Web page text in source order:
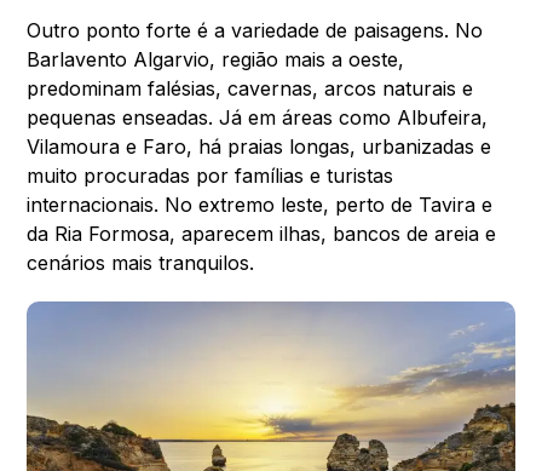
Outro ponto forte é a variedade de paisagens. No
Barlavento Algarvio, região mais a oeste,
predominam falésias, cavernas, arcos naturais e
pequenas enseadas. Já em áreas como Albufeira,
Vilamoura e Faro, há praias longas, urbanizadas e
muito procuradas por famílias e turistas
internacionais. No extremo leste, perto de Tavira e
da Ria Formosa, aparecem ilhas, bancos de areia e
cenários mais tranquilos.